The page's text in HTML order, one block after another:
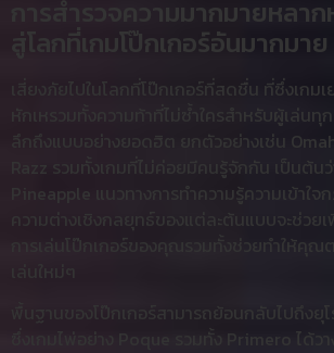
การสำรวจความมากมายหลา
สู่โลกที่เกมโป๊กเกอร์อันมากมาย
เสี่ยงภัยไปในโลกที่โป๊กเกอร์ที่สดชื่น ที่ซึ่งเกม
หักเหรวมทั้งความท้าที่ไม่ซ้ำใครสำหรับผู้เล่นทุ
ลึกถึงแบบอย่างยอดฮิต ยกตัวอย่างเช่น
Razz รวมทั้งเกมที่ไม่ค่อยมีคนรู้จักกัน เป็นต้น
Pineapple แนวทางการทำความรู้ความเข้าใ
ความต่างเชิงกลยุทธ์ของแต่ละต้นแบบจะช่วย
การเล่นโป๊กเกอร์ของคุณรวมทั้งช่วยทำให้คุณ
พื้นฐานของโป๊กเกอร์สามารถย้อนกลับไปถึงยุโ
ซึ่งเกมไพ่อย่าง Poque รวมทั้ง Primero ได้ว